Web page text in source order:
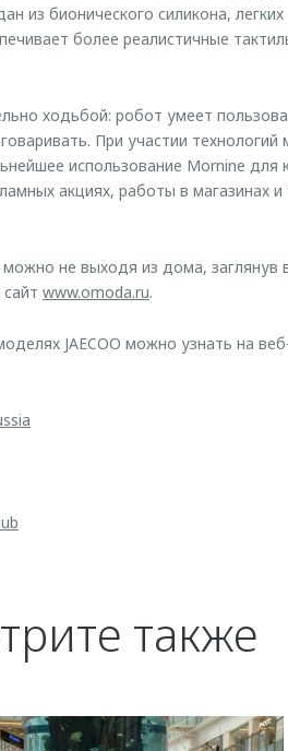
из бионического силикона,
более реалистичные
ходьбой: робот умеет
При участии
использование Mornine
акциях, работы в магазинах
не выходя из дома, заглянув
www.omoda.ru.
JAECOO можно узнать на
также